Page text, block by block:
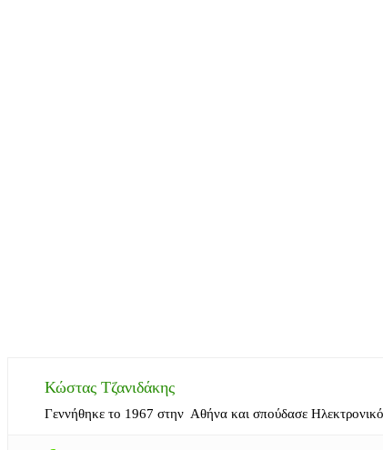
Κώστας Τζανιδάκης
Γεννήθηκε το 1967 στην Αθήνα και σπούδασε